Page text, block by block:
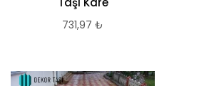
731,97 ₺